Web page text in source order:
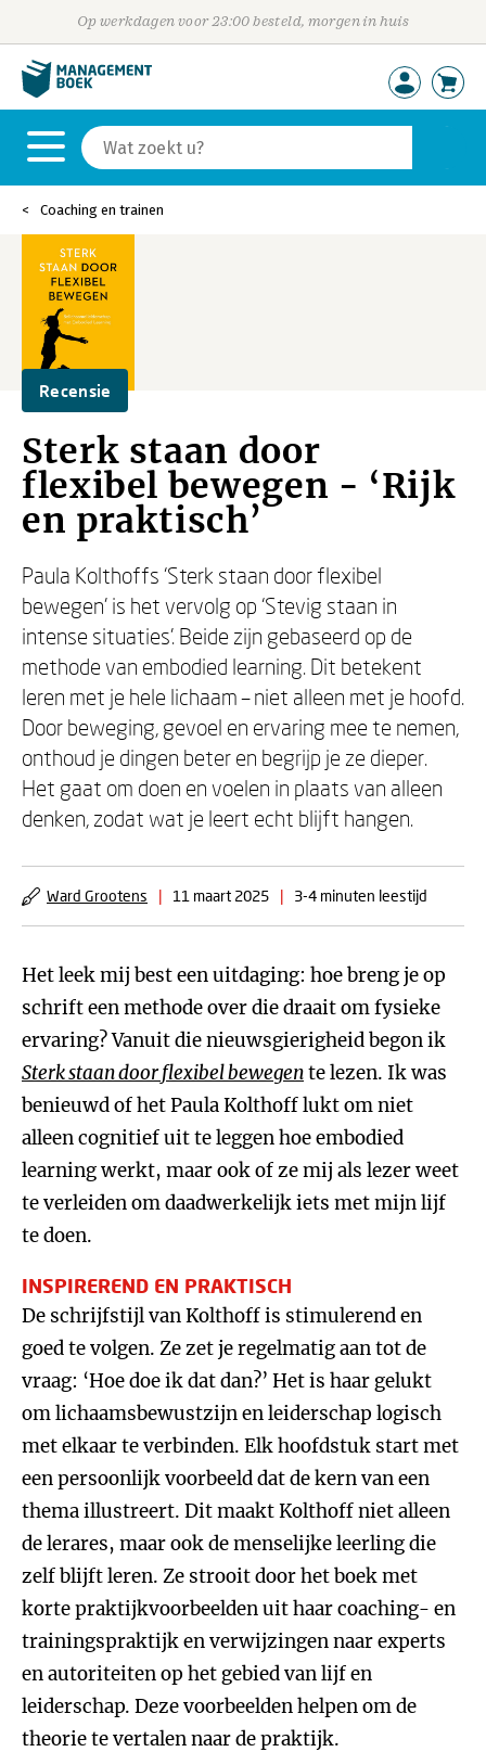
Op werkdagen voor 23:00 besteld, morgen in huis
Coaching en trainen
Recensie
Sterk staan door
flexibel bewegen - ‘Rijk
en praktisch’
Paula Kolthoffs ‘Sterk staan door flexibel
bewegen’ is het vervolg op ‘Stevig staan in
intense situaties’. Beide zijn gebaseerd op de
methode van embodied learning. Dit betekent
leren met je hele lichaam – niet alleen met je hoofd.
Door beweging, gevoel en ervaring mee te nemen,
onthoud je dingen beter en begrijp je ze dieper.
Het gaat om doen en voelen in plaats van alleen
denken, zodat wat je leert echt blijft hangen.
Ward Grootens | 11 maart 2025 | 3-4 minuten leestijd
Het leek mij best een uitdaging: hoe breng je op
schrift een methode over die draait om fysieke
ervaring? Vanuit die nieuwsgierigheid begon ik
Sterk staan door flexibel bewegente lezen. Ik was
benieuwd of het Paula Kolthoff lukt om niet
alleen cognitief uit te leggen hoe embodied
learning werkt, maar ook of ze mij als lezer weet
te verleiden om daadwerkelijk iets met mijn lijf
te doen.
INSPIREREND EN PRAKTISCH
De schrijfstijl van Kolthoff is stimulerend en
goed te volgen. Ze zet je regelmatig aan tot de
vraag: ‘Hoe doe ik dat dan?’ Het is haar gelukt
om lichaamsbewustzijn en leiderschap logisch
met elkaar te verbinden. Elk hoofdstuk start met
een persoonlijk voorbeeld dat de kern van een
thema illustreert. Dit maakt Kolthoff niet alleen
de lerares, maar ook de menselijke leerling die
zelf blijft leren. Ze strooit door het boek met
korte praktijkvoorbeelden uit haar coaching- en
trainingspraktijk en verwijzingen naar experts
en autoriteiten op het gebied van lijf en
leiderschap. Deze voorbeelden helpen om de
theorie te vertalen naar de praktijk.